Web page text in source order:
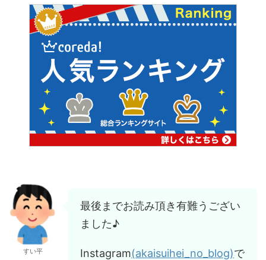
すい平
最後までお読み頂き有難うござい
ました♪
Instagram(akaisuihei_no_blog)で